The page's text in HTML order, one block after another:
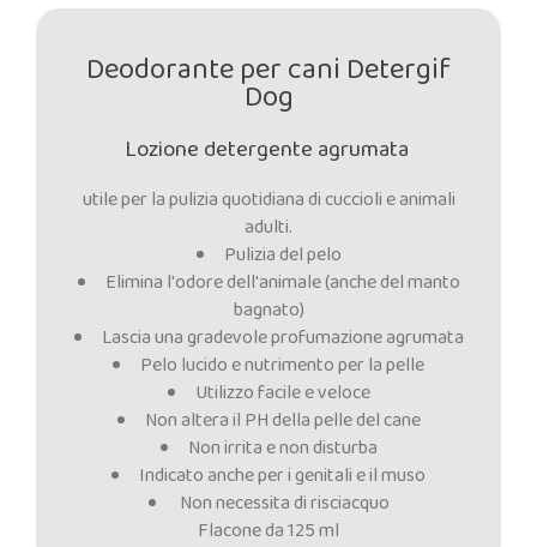
Deodorante per cani Detergif
Dog
Lozione detergente agrumata
utile per la pulizia quotidiana di cuccioli e animali
adulti.
Pulizia del pelo
Elimina l'odore dell'animale (anche del manto
bagnato)
Lascia una gradevole profumazione agrumata
Pelo lucido e nutrimento per la pelle
Utilizzo facile e veloce
Non altera il PH della pelle del cane
Non irrita e non disturba
Indicato anche per i genitali e il muso
Non necessita di risciacquo
Flacone da 125 ml